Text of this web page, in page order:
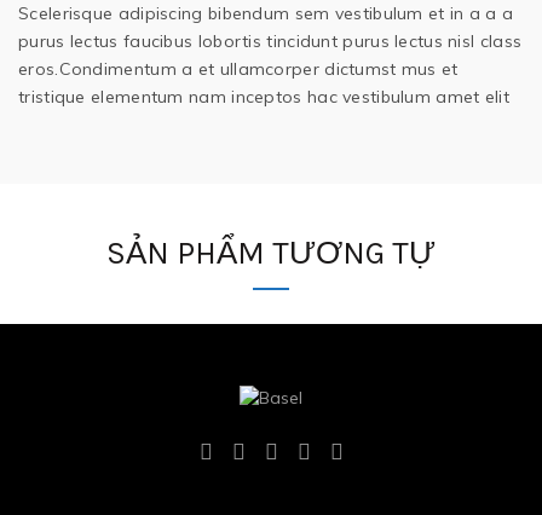
Scelerisque adipiscing bibendum sem vestibulum et in a a a
purus lectus faucibus lobortis tincidunt purus lectus nisl class
eros.Condimentum a et ullamcorper dictumst mus et
tristique elementum nam inceptos hac vestibulum amet elit
SẢN PHẨM TƯƠNG TỰ